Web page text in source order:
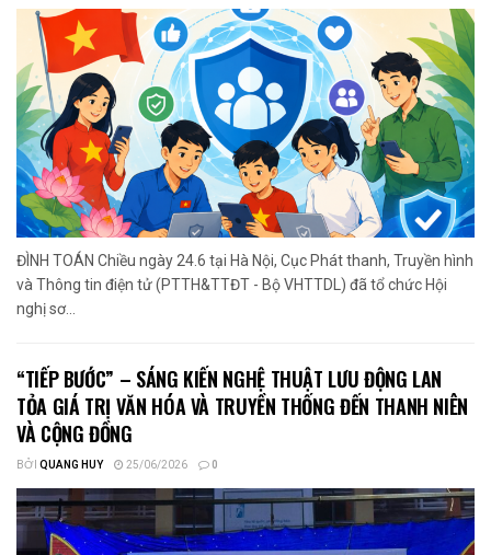
ĐÌNH TOÁN Chiều ngày 24.6 tại Hà Nội, Cục Phát thanh, Truyền hình
và Thông tin điện tử (PTTH&TTĐT - Bộ VHTTDL) đã tổ chức Hội
nghị sơ...
“TIẾP BƯỚC” – SÁNG KIẾN NGHỆ THUẬT LƯU ĐỘNG LAN
TỎA GIÁ TRỊ VĂN HÓA VÀ TRUYỀN THỐNG ĐẾN THANH NIÊN
VÀ CỘNG ĐỒNG
BỞI QUANG HUY 25/06/2026 0